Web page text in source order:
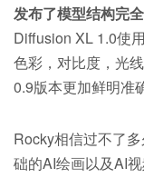
发布了模型结构完
Diffusion XL 1.0使用
色彩，对比度，光
0.9版本更加鲜明准
Rocky相信过不了
础的AI绘画以及AI视